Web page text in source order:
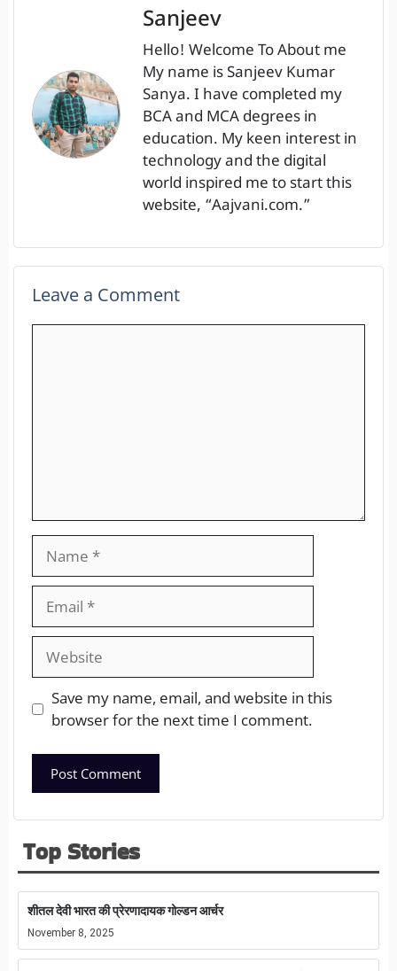
Sanjeev
Hello! Welcome To About me
My name is Sanjeev Kumar
Sanya. I have completed my
BCA and MCA degrees in
education. My keen interest in
technology and the digital
world inspired me to start this
website, “Aajvani.com.”
Leave a Comment
Save my name, email, and website in this
browser for the next time I comment.
Top Stories
शीतल देवी भारत की प्रेरणादायक गोल्डन आर्चर
November 8, 2025